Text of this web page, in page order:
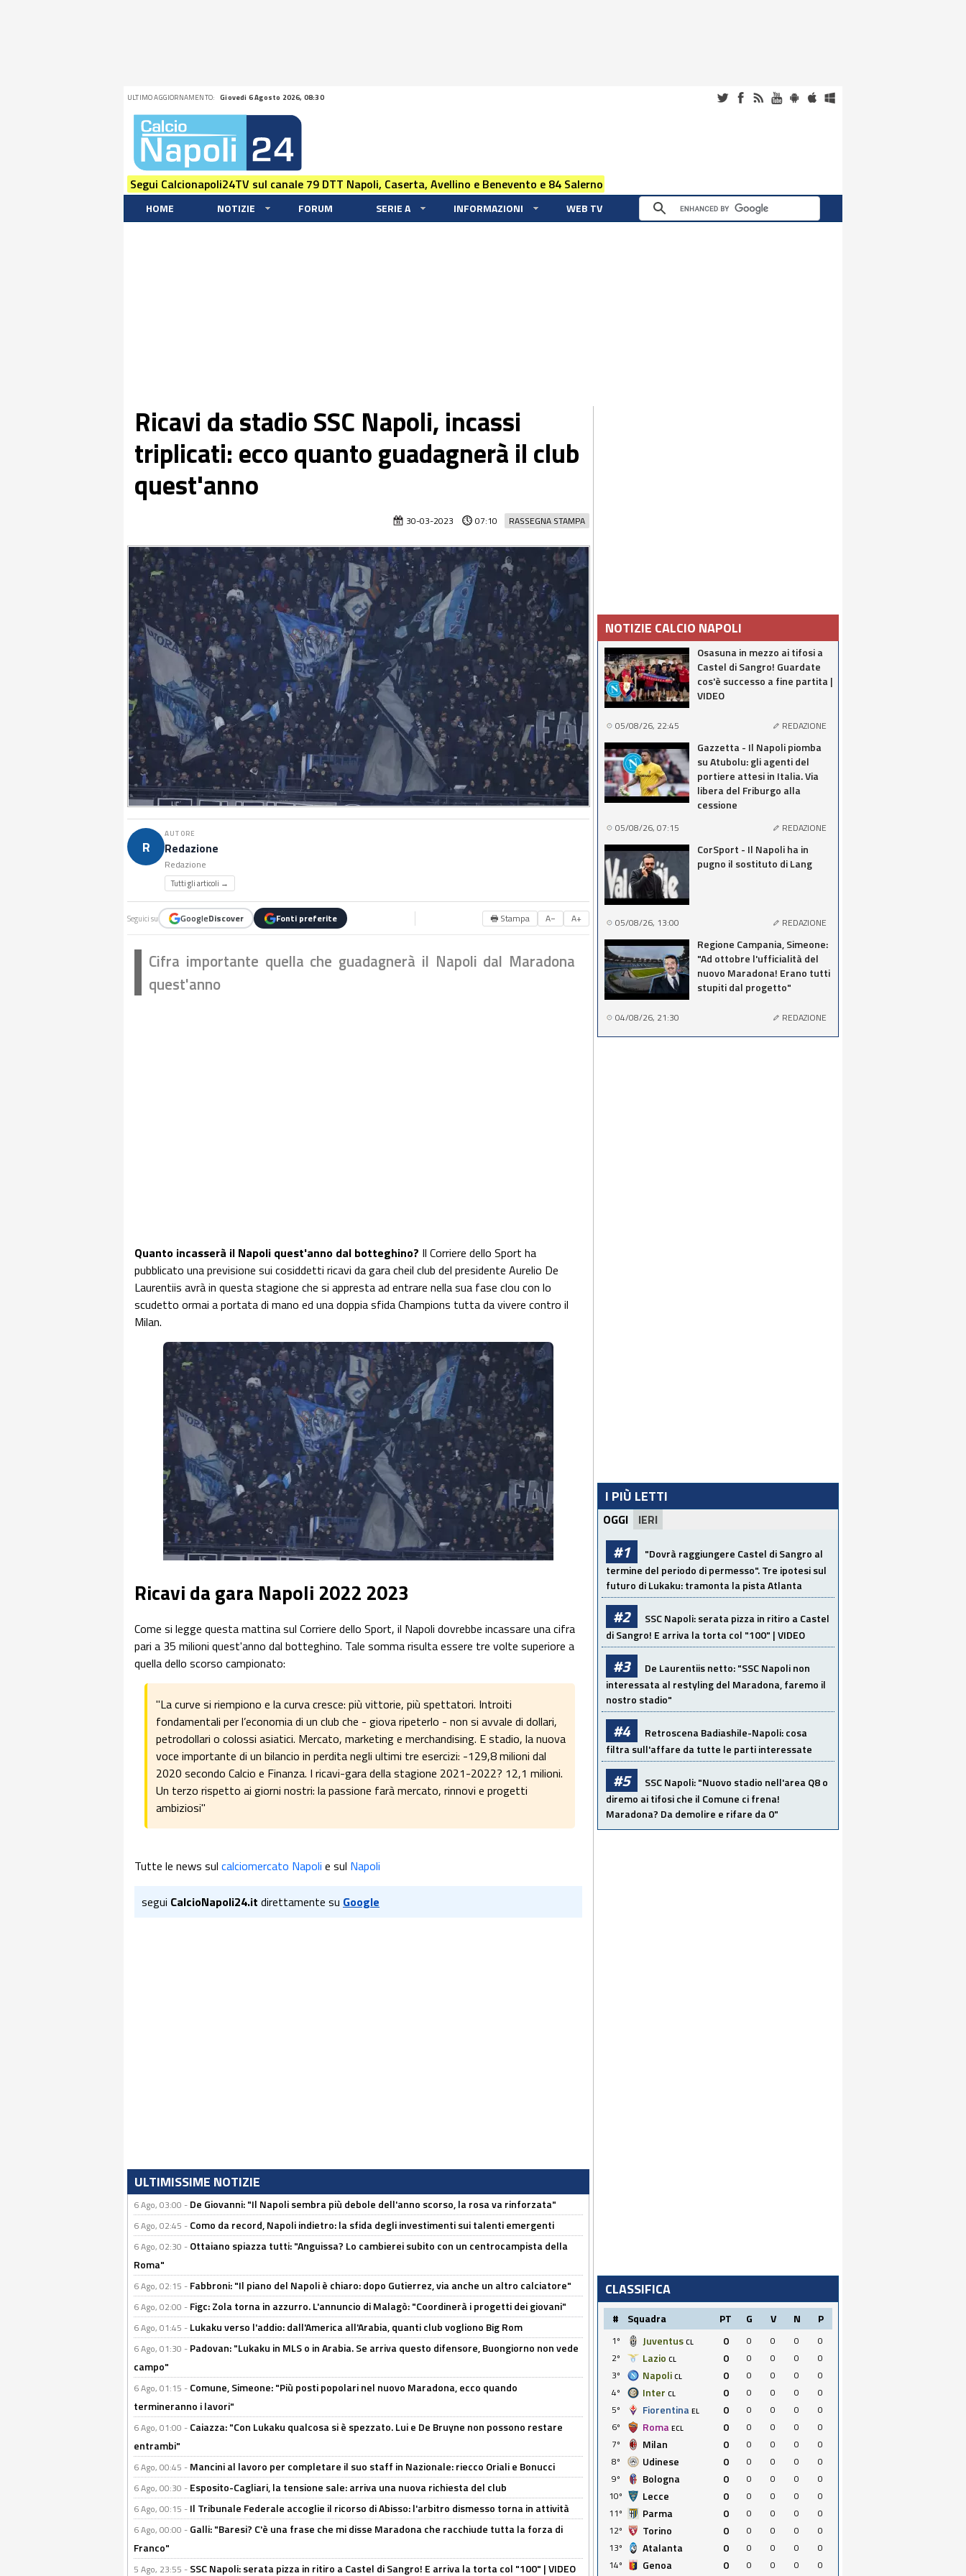
ULTIMO AGGIORNAMENTO: Giovedi 6 Agosto 2026, 08:30
Segui Calcionapoli24TV sul canale 79 DTT Napoli, Caserta, Avellino e Benevento e 84 Salerno
HOME NOTIZIE FORUM SERIE A INFORMAZIONI WEB TV
Ricavi da stadio SSC Napoli, incassi
triplicati: ecco quanto guadagnerà il club
quest'anno
RASSEGNA STAMPA
30-03-2023 07:10
R
AUTORE
Redazione
Redazione
Tutti gli articoli →
Seguici su GoogleDiscover Fonti preferite 🖶 Stampa A− A+
Cifra importante quella che guadagnerà il Napoli dal Maradona
quest'anno
Quanto incasserà il Napoli quest'anno dal botteghino? Il Corriere dello Sport ha
pubblicato una previsione sui cosiddetti ricavi da gara cheil club del presidente Aurelio De
Laurentiis avrà in questa stagione che si appresta ad entrare nella sua fase clou con lo
scudetto ormai a portata di mano ed una doppia sfida Champions tutta da vivere contro il
Milan.
Ricavi da gara Napoli 2022 2023
Come si legge questa mattina sul Corriere dello Sport, il Napoli dovrebbe incassare una cifra
pari a 35 milioni quest'anno dal botteghino. Tale somma risulta essere tre volte superiore a
quella dello scorso campionato:
"La curve si riempiono e la curva cresce: più vittorie, più spettatori. Introiti
fondamentali per l’economia di un club che - giova ripeterlo - non si avvale di dollari,
petrodollari o colossi asiatici. Mercato, marketing e merchandising. E stadio, la nuova
voce importante di un bilancio in perdita negli ultimi tre esercizi: -129,8 milioni dal
2020 secondo Calcio e Finanza. I ricavi-gara della stagione 2021-2022? 12,1 milioni.
Un terzo rispetto ai giorni nostri: la passione farà mercato, rinnovi e progetti
ambiziosi"
Tutte le news sul calciomercato Napoli e sul Napoli
segui CalcioNapoli24.it direttamente su Google
ULTIMISSIME NOTIZIE
6 Ago, 03:00 - De Giovanni: "Il Napoli sembra più debole dell'anno scorso, la rosa va rinforzata"
6 Ago, 02:45 - Como da record, Napoli indietro: la sfida degli investimenti sui talenti emergenti
6 Ago, 02:30 - Ottaiano spiazza tutti: "Anguissa? Lo cambierei subito con un centrocampista della
Roma"
6 Ago, 02:15 - Fabbroni: "Il piano del Napoli è chiaro: dopo Gutierrez, via anche un altro calciatore"
6 Ago, 02:00 - Figc: Zola torna in azzurro. L'annuncio di Malagò: "Coordinerà i progetti dei giovani"
6 Ago, 01:45 - Lukaku verso l'addio: dall'America all'Arabia, quanti club vogliono Big Rom
6 Ago, 01:30 - Padovan: "Lukaku in MLS o in Arabia. Se arriva questo difensore, Buongiorno non vede
campo"
6 Ago, 01:15 - Comune, Simeone: "Più posti popolari nel nuovo Maradona, ecco quando
termineranno i lavori"
6 Ago, 01:00 - Caiazza: "Con Lukaku qualcosa si è spezzato. Lui e De Bruyne non possono restare
entrambi"
6 Ago, 00:45 - Mancini al lavoro per completare il suo staff in Nazionale: riecco Oriali e Bonucci
6 Ago, 00:30 - Esposito-Cagliari, la tensione sale: arriva una nuova richiesta del club
6 Ago, 00:15 - Il Tribunale Federale accoglie il ricorso di Abisso: l'arbitro dismesso torna in attività
6 Ago, 00:00 - Galli: "Baresi? C'è una frase che mi disse Maradona che racchiude tutta la forza di
Franco"
5 Ago, 23:55 - SSC Napoli: serata pizza in ritiro a Castel di Sangro! E arriva la torta col "100" | VIDEO
NOTIZIE CALCIO NAPOLI
Osasuna in mezzo ai tifosi a
Castel di Sangro! Guardate
cos'è successo a fine partita |
VIDEO
05/08/26, 22:45 REDAZIONE
Gazzetta - Il Napoli piomba
su Atubolu: gli agenti del
portiere attesi in Italia. Via
libera del Friburgo alla
cessione
05/08/26, 07:15 REDAZIONE
CorSport - Il Napoli ha in
pugno il sostituto di Lang
05/08/26, 13:00 REDAZIONE
Regione Campania, Simeone:
"Ad ottobre l'ufficialità del
nuovo Maradona! Erano tutti
stupiti dal progetto"
04/08/26, 21:30 REDAZIONE
I PIÙ LETTI
OGGI IERI
#1
"Dovrà raggiungere Castel di Sangro al
termine del periodo di permesso". Tre ipotesi sul
futuro di Lukaku: tramonta la pista Atlanta
#2
SSC Napoli: serata pizza in ritiro a Castel
di Sangro! E arriva la torta col "100" | VIDEO
#3
De Laurentiis netto: "SSC Napoli non
interessata al restyling del Maradona, faremo il
nostro stadio"
#4
Retroscena Badiashile-Napoli: cosa
filtra sull'affare da tutte le parti interessate
#5
SSC Napoli: "Nuovo stadio nell'area Q8 o
diremo ai tifosi che il Comune ci frena!
Maradona? Da demolire e rifare da 0"
CLASSIFICA
# Squadra PT G V N P
1º Juventus CL 0 0 0 0
0
2º
Lazio CL 0 0 0 0
0
3º
Napoli CL 0 0 0 0
0
4º
Inter CL 0 0 0 0
0
5º
Fiorentina EL 0 0 0 0
0
6º
Roma ECL 0 0 0 0
0
7º
Milan 0 0 0 0
0
8º
Udinese 0 0 0 0
0
9º
Bologna 0 0 0 0
0
10º
Lecce 0 0 0 0
0
11º
Parma 0 0 0 0
0
12º
Torino 0 0 0 0
0
13º
Atalanta 0 0 0 0
0
14º
Genoa 0 0 0 0
0